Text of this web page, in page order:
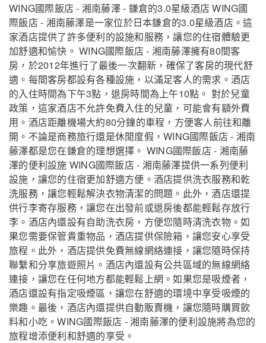
WING國際飯店 - 湘南藤澤 - 鎌倉的3.0星級酒店 WING國
際飯店 - 湘南藤澤是一家位於日本鎌倉的3.0星級酒店。這
家酒店提供了許多便利的設施和服務，讓您的住宿體驗更
加舒適和愉快。 WING國際飯店 - 湘南藤澤擁有80間客
房，於2012年進行了最後一次翻新，確保了客房的現代舒
適。每間客房都設有各種設施，以滿足客人的需求。酒店
的入住時間為下午3點，退房時間為上午10點。 對於兒童
政策，這家酒店不允許免費入住的兒童，可能會有額外費
用。酒店距離機場大約80分鐘的車程，方便客人前往和離
開。不論是商務旅行還是休閒度假，WING國際飯店 - 湘南
藤澤都是您在鎌倉的理想選擇。 WING國際飯店 - 湘南藤
澤的便利設施 WING國際飯店 - 湘南藤澤提供一系列便利
設施，讓您的住宿更加舒適方便。酒店提供洗衣服務和乾
洗服務，讓您輕鬆解決衣物清潔的問題。此外，酒店還提
供行李寄存服務，讓您在出發前或退房後都能輕鬆存放行
李。酒店內還設有自助洗衣房，方便您隨時清洗衣物。如
果您需要保管貴重物品，酒店提供保險箱，讓您安心享受
旅程。此外，酒店提供免費無線網絡連接，讓您隨時保持
聯繫和分享旅遊照片。酒店內還設有公共區域的無線網絡
連接，讓您在任何地方都能輕鬆上網。如果您是吸煙者，
酒店還設有指定吸煙區，讓您在舒適的環境中享受吸煙的
樂趣。最後，酒店內還提供自動販賣機，讓您隨時購買飲
料和小吃。WING國際飯店 - 湘南藤澤的便利設施將為您的
旅程增添便利和舒適的享受。